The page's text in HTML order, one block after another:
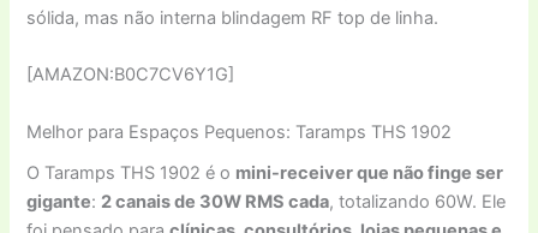
sólida, mas não interna blindagem RF top de linha.
[AMAZON:B0C7CV6Y1G]
Melhor para Espaços Pequenos: Taramps THS 1902
O Taramps THS 1902 é o mini-receiver que não finge ser
gigante: 2 canais de 30W RMS cada, totalizando 60W. Ele